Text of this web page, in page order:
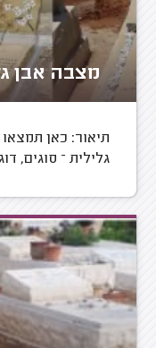
מצבה אבן
תיאור: כאן
גלילית – סוגים,